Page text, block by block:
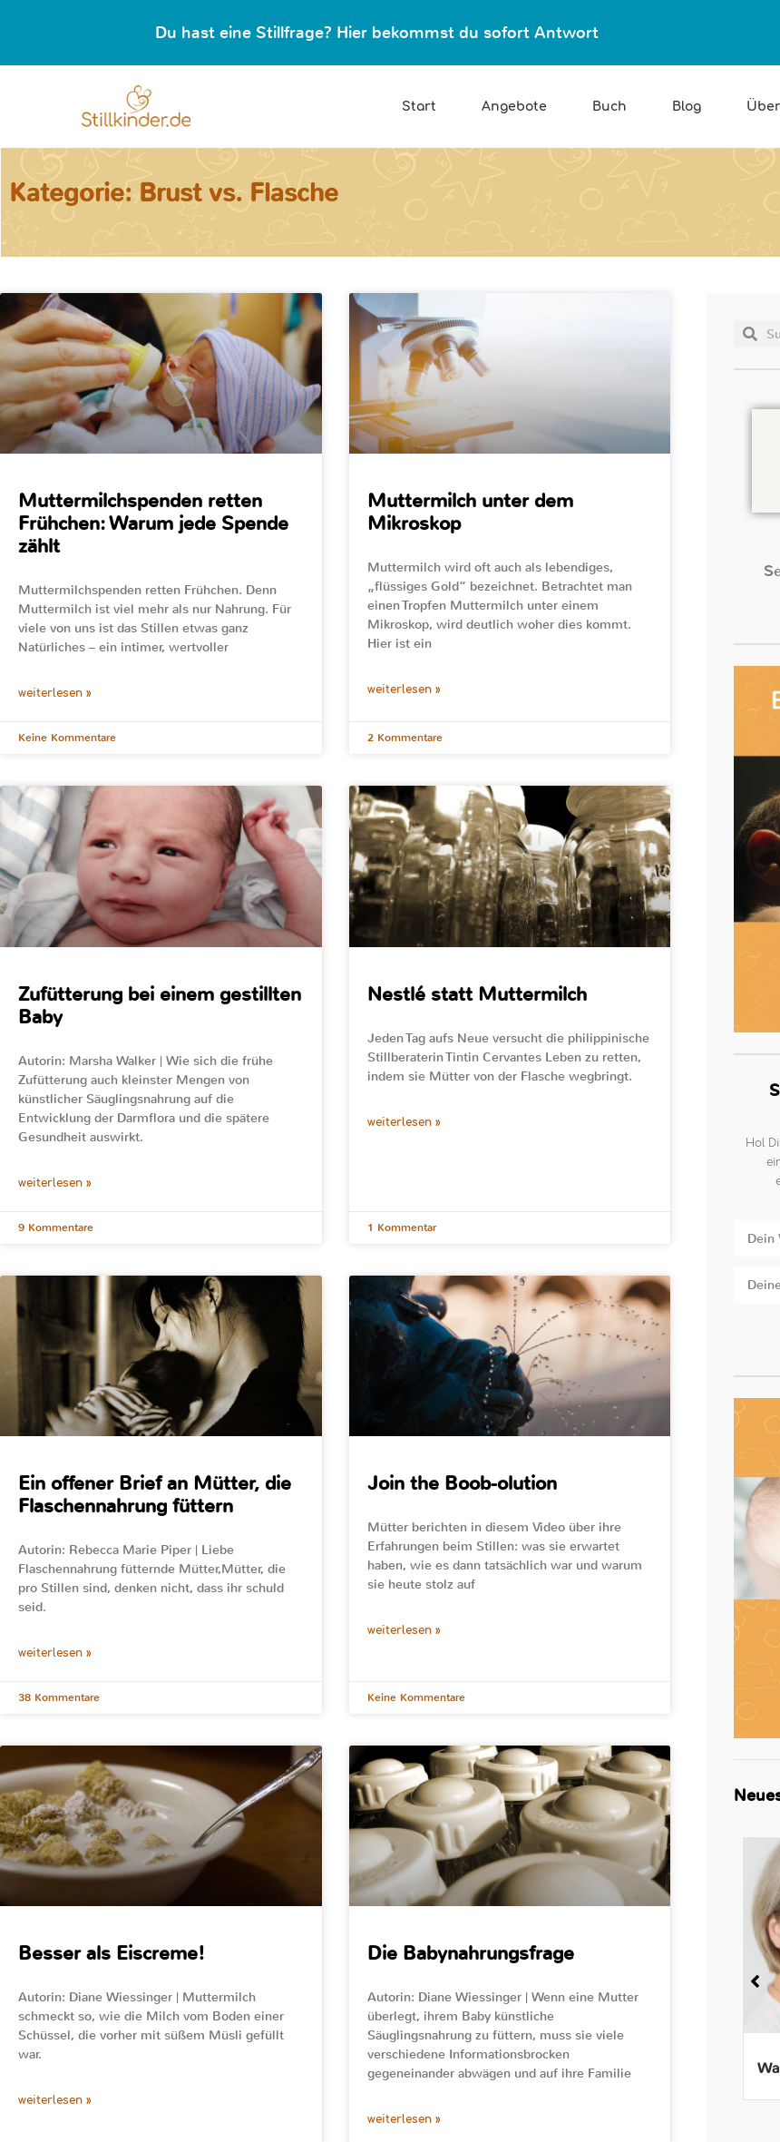
Du hast eine Stillfrage? Hier bekommst du sofort Antwort
Start Angebote Buch Blog
Kategorie: Brust vs. Flasche
Muttermilchspenden retten
Frühchen: Warum jede Spende
zählt
Muttermilchspenden retten Frühchen. Denn
Muttermilch ist viel mehr als nur Nahrung. Für
viele von uns ist das Stillen etwas ganz
Natürliches – ein intimer, wertvoller
weiterlesen »
Keine Kommentare
Muttermilch unter dem
Mikroskop
Muttermilch wird oft auch als lebendiges,
„flüssiges Gold“ bezeichnet. Betrachtet man
einen Tropfen Muttermilch unter einem
Mikroskop, wird deutlich woher dies kommt.
Hier ist ein
weiterlesen »
2 Kommentare
Zufütterung bei einem gestillten
Baby
Autorin: Marsha Walker | Wie sich die frühe
Zufütterung auch kleinster Mengen von
künstlicher Säuglingsnahrung auf die
Entwicklung der Darmflora und die spätere
Gesundheit auswirkt.
weiterlesen »
9 Kommentare
Nestlé statt Muttermilch
Jeden Tag aufs Neue versucht die philippinische
Stillberaterin Tintin Cervantes Leben zu retten,
indem sie Mütter von der Flasche wegbringt.
weiterlesen »
1 Kommentar
Ein offener Brief an Mütter, die
Flaschennahrung füttern
Autorin: Rebecca Marie Piper | Liebe
Flaschennahrung fütternde Mütter,Mütter, die
pro Stillen sind, denken nicht, dass ihr schuld
seid.
weiterlesen »
38 Kommentare
Join the Boob-olution
Mütter berichten in diesem Video über ihre
Erfahrungen beim Stillen: was sie erwartet
haben, wie es dann tatsächlich war und warum
sie heute stolz auf
weiterlesen »
Keine Kommentare
Besser als Eiscreme!
Autorin: Diane Wiessinger | Muttermilch
schmeckt so, wie die Milch vom Boden einer
Schüssel, die vorher mit süßem Müsli gefüllt
war.
weiterlesen »
Die Babynahrungsfrage
Autorin: Diane Wiessinger | Wenn eine Mutter
überlegt, ihrem Baby künstliche
Säuglingsnahrung zu füttern, muss sie viele
verschiedene Informationsbrocken
gegeneinander abwägen und auf ihre Familie
weiterlesen »
Hol
Beikost ab 4 Monaten – Ist